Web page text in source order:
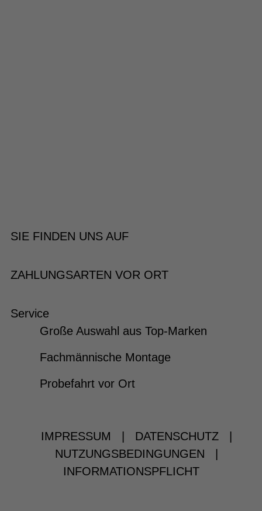
SIE FINDEN UNS AUF
ZAHLUNGSARTEN VOR ORT
Service
Große Auswahl aus Top-Marken
Fachmännische Montage
Probefahrt vor Ort
IMPRESSUM DATENSCHUTZ
NUTZUNGSBEDINGUNGEN
INFORMATIONSPFLICHT